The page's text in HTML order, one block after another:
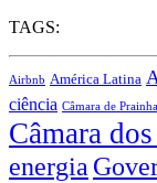
TAGS:
Airbnb América Latina
ciência Câmara de Prainha
Câmara
energia